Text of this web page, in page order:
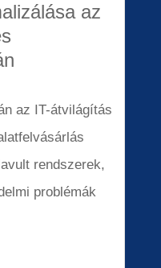
az
az IT-átvilágítás
rendszerek,
problémák